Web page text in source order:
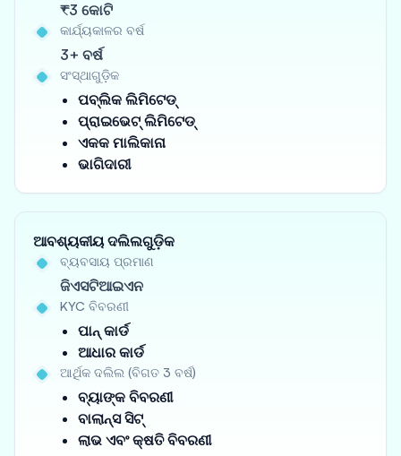
₹3 କୋଟି
କାର୍ଯ୍ୟକାଳର ବର୍ଷ
3+ ବର୍ଷ
ସଂସ୍ଥାଗୁଡ଼ିକ
ପବ୍ଲିକ ଲିମିଟେଡ୍
ପ୍ରାଇଭେଟ୍ ଲିମିଟେଡ୍
ଏକକ ମାଲିକାନା
ଭାଗିଦାରୀ
ଆବଶ୍ୟକୀୟ ଦଲିଲଗୁଡ଼ିକ
ବ୍ୟବସାୟ ପ୍ରମାଣ
ଜିଏସଟିଆଇଏନ
KYC ବିବରଣୀ
ପାନ୍ କାର୍ଡ
ଆଧାର କାର୍ଡ
ଆର୍ଥିକ ଦଲିଲ (ବିଗତ 3 ବର୍ଷ)
ବ୍ୟାଙ୍କ ବିବରଣୀ
ବାଲାନ୍ସ ସିଟ୍
ଲାଭ ଏବଂ କ୍ଷତି ବିବରଣୀ